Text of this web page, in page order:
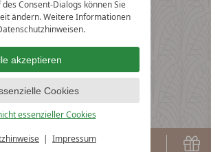
Consent-Dialogs können Sie
ändern. Weitere Informationen
akzeptieren
Cookies
essenzieller Cookies
Impressum